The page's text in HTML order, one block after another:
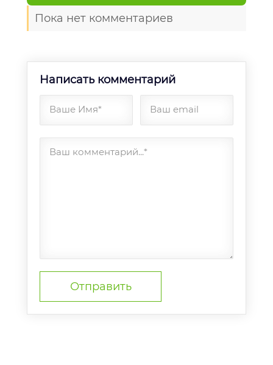
Пока нет комментариев
Написать комментарий
Ваше Имя* Ваш email
Ваш комментарий...*